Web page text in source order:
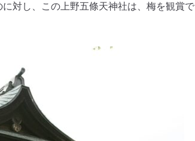
対し、この上野五條天神社は、梅を観賞で